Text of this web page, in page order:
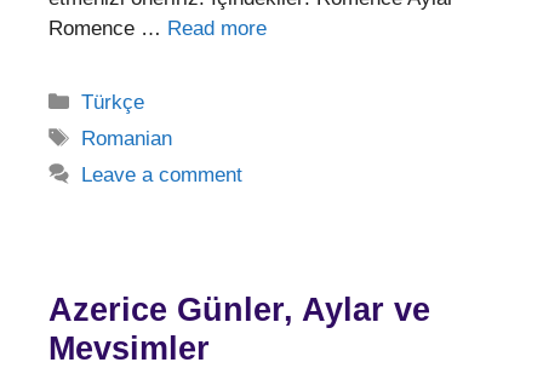
Romence … Read more
Categories
Türkçe
Tags
Romanian
Leave a comment
Azerice Günler, Aylar ve
Mevsimler